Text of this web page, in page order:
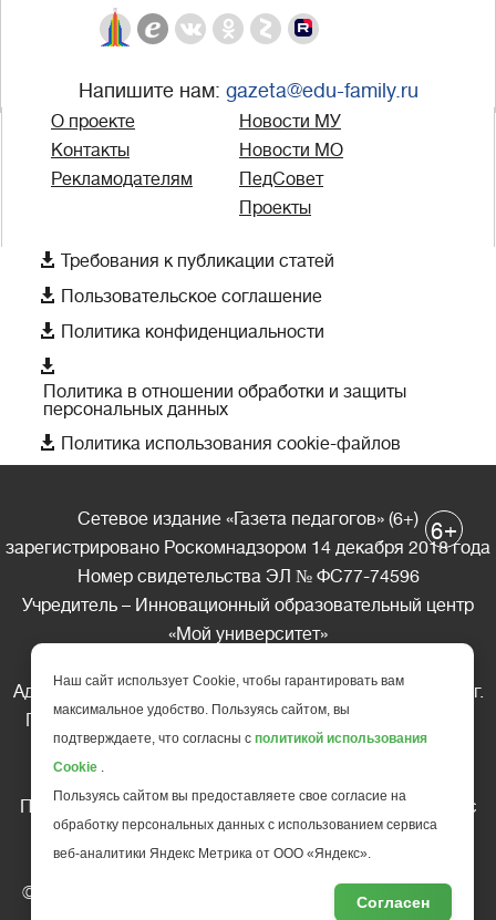
Напишите нам: gazeta@edu-family.ru
О проекте
Контакты
Рекламодателям
Новости МУ
Новости МО
ПедСовет
Проекты
 Требования к публикации статей
 Пользовательское соглашение
 Политика конфиденциальности

Политика в отношении обработки и защиты
персональных данных
 Политика использования cookie-файлов
Сетевое издание «Газета педагогов» (6+)
зарегистрировано Роскомнадзором 14 декабря 2018 года
Номер свидетельства ЭЛ № ФС77-74596
Учредитель – Инновационный образовательный центр
«Мой университет»
Адрес редакции: 185035 Россия, Республика Карелия, г.
Петрозаводск, ул. Фридриха Энгельса д.10, офис 211
Телефон редакции: +7 (499) 685-10-45
Перепечатка материалов газеты допускается только c
письменного разрешения редакции
Ссылка на «Газету педагогов» обязательна.
© АНО ДПО "Инновационный образовательный центр
6+
Наш сайт использует Cookie, чтобы гарантировать вам
максимальное удобство. Пользуясь сайтом, вы
подтверждаете, что согласны с политикой использования
Cookie .
Пользуясь сайтом вы предоставляете свое согласие на
обработку персональных данных с использованием сервиса
веб-аналитики Яндекс Метрика от ООО «Яндекс».
Согласен